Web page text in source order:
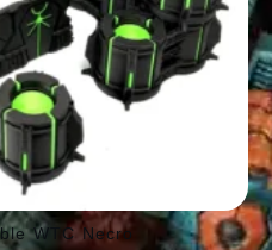
WTC Necro